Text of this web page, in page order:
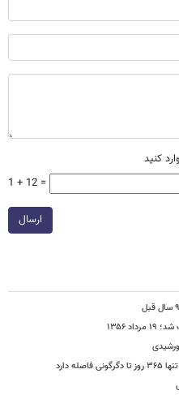
کنید
1 + 12 =
ارسال
۱۳۵۶
دارد